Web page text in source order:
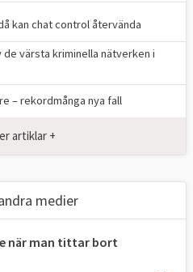
kan chat control återvända
värsta kriminella nätverken i
– rekordmånga nya fall
artiklar +
medier
när man tittar bort